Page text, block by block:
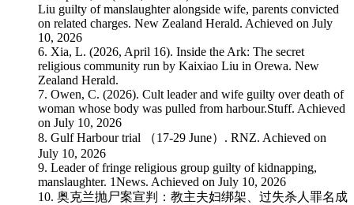
Liu guilty of manslaughter alongside wife, parents convicted
on related charges. New Zealand Herald. Achieved on July
10, 2026
6. Xia, L. (2026, April 16). Inside the Ark: The secret
religious community run by Kaixiao Liu in Orewa. New
Zealand Herald.
7. Owen, C. (2026). Cult leader and wife guilty over death of
woman whose body was pulled from harbour.Stuff. Achieved
on July 10, 2026
8. Gulf Harbour trial （17-29 June）. RNZ. Achieved on
July 10, 2026
9. Leader of fringe religious group guilty of kidnapping,
manslaughter. 1News. Achieved on July 10, 2026
10. 奥克兰抛尸案宣判：教主夫妇绑架、过失杀人罪名成